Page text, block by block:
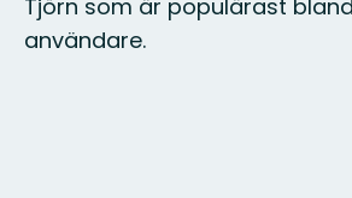
Tjörn som är populärast
användare.